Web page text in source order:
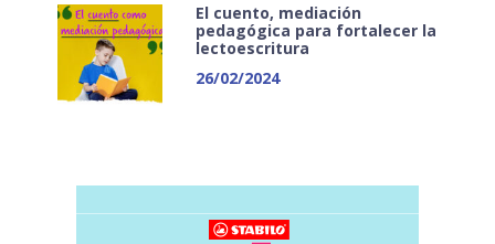
El cuento, mediación
pedagógica para fortalecer la
lectoescritura
26/02/2024